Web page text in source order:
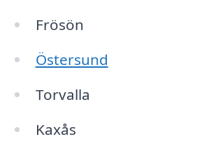
Frösön
Östersund
Torvalla
Kaxås